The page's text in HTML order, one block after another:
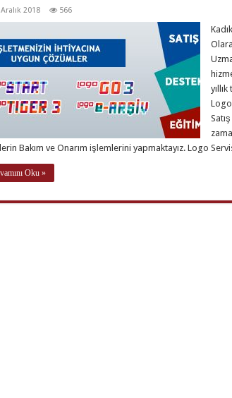
2018 566
Logo
Bakım ve Onarım işlemlerini yapmaktayız. Logo
Oku »